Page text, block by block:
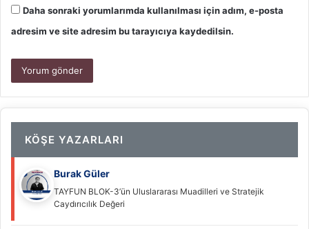
Daha sonraki yorumlarımda kullanılması için adım, e-posta
adresim ve site adresim bu tarayıcıya kaydedilsin.
KÖŞE YAZARLARI
Burak Güler
TAYFUN BLOK-3’ün Uluslararası Muadilleri ve Stratejik
Caydırıcılık Değeri